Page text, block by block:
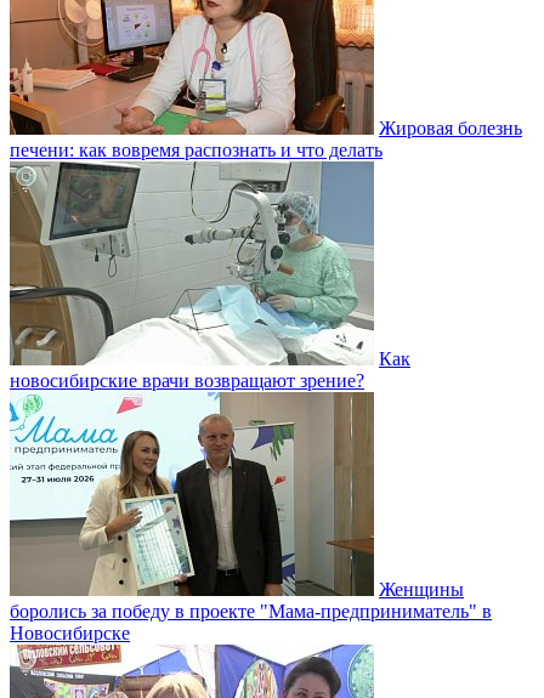
Жировая болезнь
печени: как вовремя распознать и что делать
Как
новосибирские врачи возвращают зрение?
Женщины
боролись за победу в проекте "Мама-предприниматель" в
Новосибирске